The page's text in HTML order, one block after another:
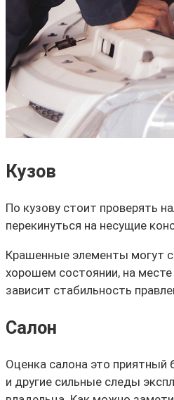
Кузов
По кузову стоит проверять
перекинуться на несущие
Крашенные элементы могут
хорошем состоянии, на
зависит стабильность
Салон
Оценка салона это
и другие сильные следы